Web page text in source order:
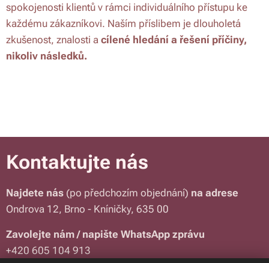
spokojenosti klientů v rámci individuálního přístupu ke
každému zákazníkovi. Naším příslibem je dlouholetá
zkušenost, znalosti a cílené hledání a řešení příčiny,
nikoliv následků.
Kontaktujte nás
Najdete nás (po předchozím objednání) na adrese
Ondrova 12, Brno - Kníničky, 635 00
Zavolejte nám / napište WhatsApp zprávu
+420 605 104 913